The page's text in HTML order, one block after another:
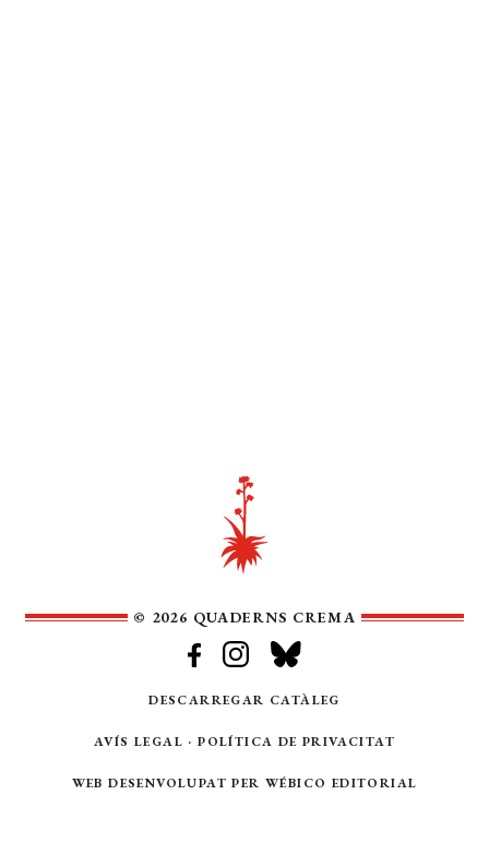
© 2026 QUADERNS CREMA
DESCARREGAR CATÀLEG
AVÍS LEGAL ·POLÍTICA DE PRIVACITAT
WEB DESENVOLUPAT PER WÉBICO EDITORIAL